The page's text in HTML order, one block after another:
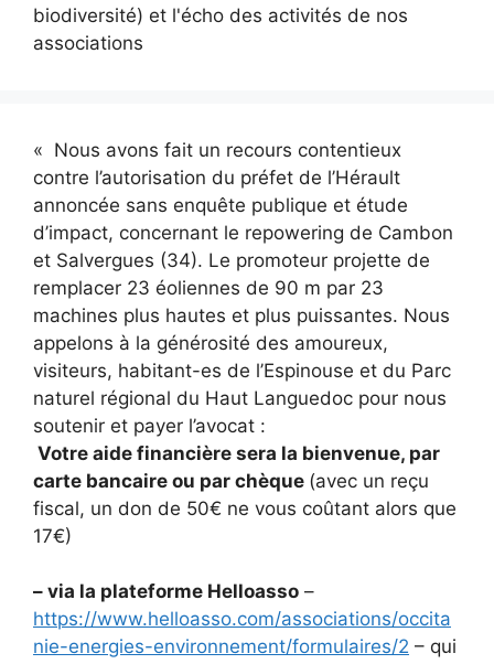
biodiversité) et l'écho des activités de nos
associations
« Nous avons fait un recours contentieux
contre l’autorisation du préfet de l’Hérault
annoncée sans enquête publique et étude
d’impact, concernant le repowering de Cambon
et Salvergues (34). Le promoteur projette de
remplacer 23 éoliennes de 90 m par 23
machines plus hautes et plus puissantes. Nous
appelons à la générosité des amoureux,
visiteurs, habitant-es de l’Espinouse et du Parc
naturel régional du Haut Languedoc pour nous
soutenir et payer l’avocat :
Votre aide financière sera la bienvenue, par
carte bancaire ou par chèque (avec un reçu
fiscal, un don de 50€ ne vous coûtant alors que
17€)
– via la plateforme Helloasso –
https://www.helloasso.com/associations/occita
nie-energies-environnement/formulaires/2 – qui